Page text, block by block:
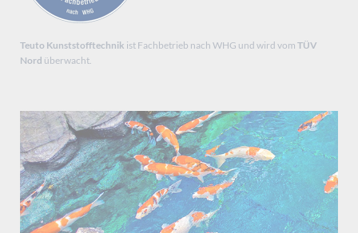
Teuto Kunststofftechnik ist Fachbetrieb nach WHG und wird vom TÜV
Nord überwacht.